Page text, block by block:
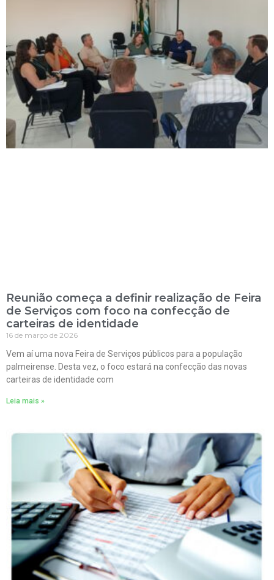
Reunião começa a definir realização de Feira
de Serviços com foco na confecção de
carteiras de identidade
16 de março de 2026
Vem aí uma nova Feira de Serviços públicos para a população
palmeirense. Desta vez, o foco estará na confecção das novas
carteiras de identidade com
Leia mais »